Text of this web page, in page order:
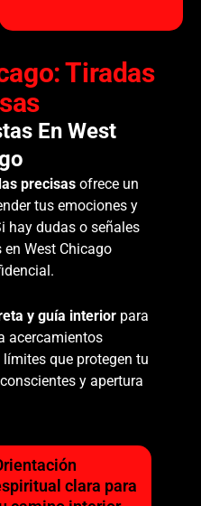
Tiradas
En West
precisas ofrece un
tus emociones y
hay dudas o señales
West Chicago
y guía interior para
acercamientos
que protegen tu
y apertura
clara para